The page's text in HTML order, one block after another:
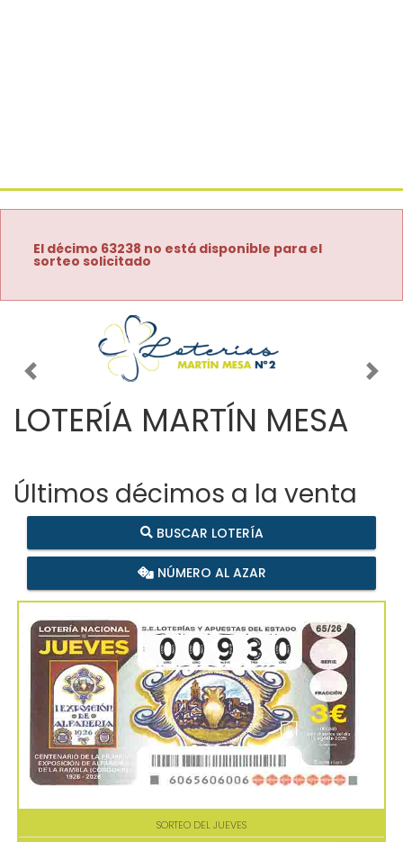
El décimo 63238 no está disponible para el
sorteo solicitado
Imagen anterior
LOTERÍA MARTÍN MESA
Últimos décimos a la venta
BUSCAR LOTERÍA
NÚMERO AL AZAR
SORTEO DEL JUEVES